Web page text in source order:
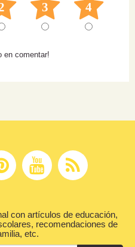
3 4
en comentar!
con artículos de educación,
recomendaciones de
etc.